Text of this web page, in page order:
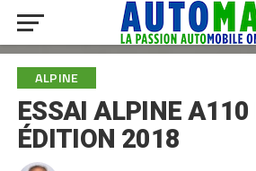
ALPINE
ESSAI ALPINE A110
ÉDITION 2018